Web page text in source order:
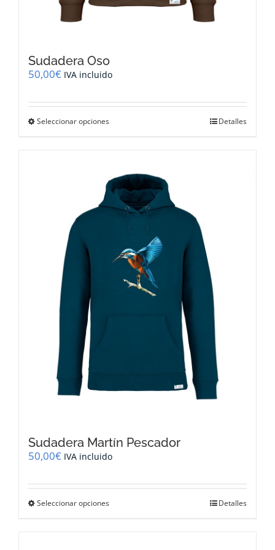
Sudadera Oso
50,00€ IVA incluido
Seleccionar opciones
variantes.
Las
opciones
se
elegir
la
página
producto
Detalles
Sudadera Martín Pescador
50,00€ IVA incluido
Seleccionar opciones Detalles